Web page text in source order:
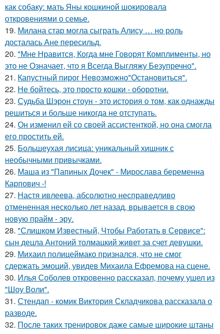
как собаку: мать Яны кошкиной шокировала
откровениями о семье.
19. Милана стар могла сыграть Алису … но роль
досталась Ане пересильд.
20. "Мне Нравится, Когда мне Говорят Комплименты, но
это не Означает, что я Всегда Выгляжу Безупречно".
21. Капустный пирог Невозможно"Остановиться".
22. Не бойтесь, это просто кошки - оборотни.
23. Судьба Шэрон стоун - это история о том, как однажды
решиться и больше никогда не отступать.
24. Он изменил ей со своей ассистенткой, но она смогла
его простить ей.
25. Большеухая лисица: уникальный хищник с
необычными привычками.
26. Маша из "Папиных Дочек" - Мирослава беременна
Карпович -!
27. Настя ивлеева, абсолютно несправедливо
отмененная несколько лет назад, врывается в свою
новую прайм - эру.
28. "Слишком Известный, Чтобы Работать в Сервисе":
сын децла Антоний толмацкий живет за счет девушки.
29. Михаил полицеймако признался, что не смог
сдержать эмоций, увидев Михаила Ефремова на сцене.
30. Илья Соболев откровенно рассказал, почему ушел из
"Шоу Воли".
31. Стендап - комик Виктория Складчикова рассказала о
разводе.
32. После таких тренировок даже самые широкие штаны